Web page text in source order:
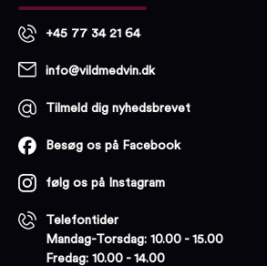
+45 77 34 21 64
info@vildmedvin.dk
Tilmeld dig nyhedsbrevet
Besøg os på Facebook
følg os på Instagram
Telefontider
Mandag-Torsdag: 10.00 - 15.00
Fredag: 10.00 - 14.00